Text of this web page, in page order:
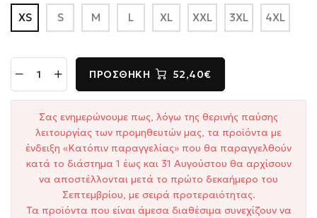
XS S M L XL XXL 3XL 4XL
ΠΡΟΣΘΉΚΗ 52,40€
Σας ενημερώνουμε πως, λόγω της θερινής παύσης
λειτουργίας των προμηθευτών μας, τα προϊόντα με
ένδειξη «Κατόπιν παραγγελίας» που θα παραγγελθούν
κατά το διάστημα 1 έως και 31 Αυγούστου θα αρχίσουν
να αποστέλλονται μετά το πρώτο δεκαήμερο του
Σεπτεμβρίου, με σειρά προτεραιότητας.
Τα προϊόντα που είναι άμεσα διαθέσιμα συνεχίζουν να